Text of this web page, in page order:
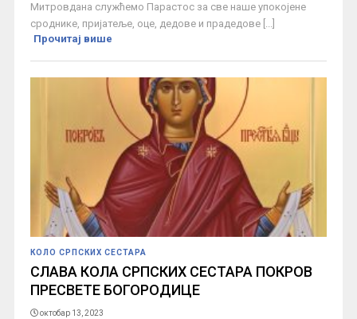
Митровдана служћемо Парастос за све наше упокојене
сроднике, пријатеље, оце, дедове и прадедове [...]
Прочитај више
КОЛО СРПСКИХ СЕСТАРА
СЛАВА КОЛА СРПСКИХ СЕСТАРА ПОКРОВ
ПРЕСВЕТЕ БОГОРОДИЦЕ
октобар 13, 2023